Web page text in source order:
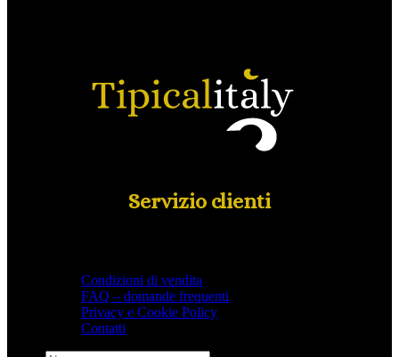
Servizio clienti
Condizioni di vendita
FAQ – domande frequenti
Privacy e Cookie Policy
Contatti